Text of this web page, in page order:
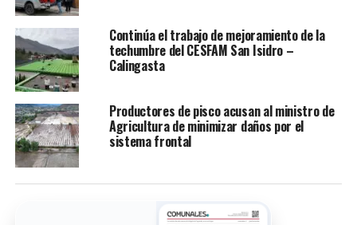
Continúa el trabajo de mejoramiento de la
techumbre del CESFAM San Isidro –
Calingasta
Productores de pisco acusan al ministro de
Agricultura de minimizar daños por el
sistema frontal